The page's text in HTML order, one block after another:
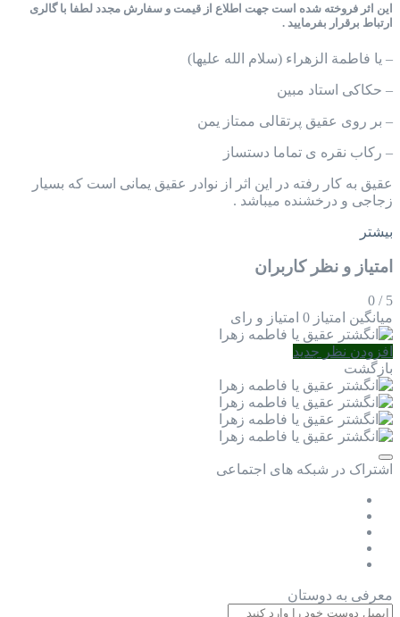
این اثر فروخته شده است جهت اطلاع از قیمت و سفارش مجدد لطفا با گالری
ارتباط برقرار بفرمایید .
– یا فاطمة الزهراء (سلام الله علیها)
– حکاکی استاد مبین
– بر روی عقیق پرتقالی ممتاز یمن
– رکاب نقره ی تماما دستساز
عقیق به کار رفته در این اثر از نوادر عقیق یمانی است که بسیار
زجاجی و درخشنده میباشد .
بیشتر
امتیاز و نظر کاربران
5
/
0
میانگین امتیاز 0 امتیاز و رای
افزودن نظر جدید
بازگشت
اشتراک در شبکه های اجتماعی
معرفی به دوستان